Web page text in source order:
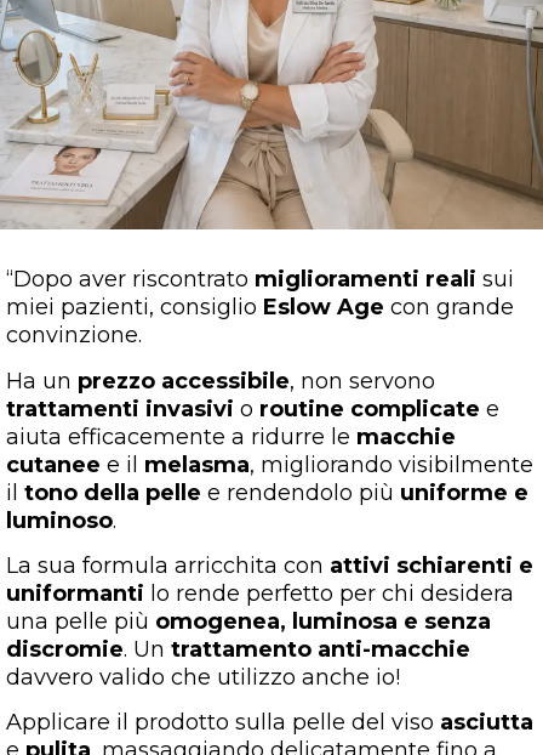
“Dopo aver riscontrato miglioramenti reali sui
miei pazienti, consiglio Eslow Age con grande
convinzione.
Ha un prezzo accessibile, non servono
trattamenti invasivi o routine complicate e
aiuta efficacemente a ridurre le macchie
cutanee e il melasma, migliorando visibilmente
il tono della pelle e rendendolo più uniforme e
luminoso.
La sua formula arricchita con attivi schiarenti e
uniformanti lo rende perfetto per chi desidera
una pelle più omogenea, luminosa e senza
discromie. Un trattamento anti-macchie
davvero valido che utilizzo anche io!
Applicare il prodotto sulla pelle del viso asciutta